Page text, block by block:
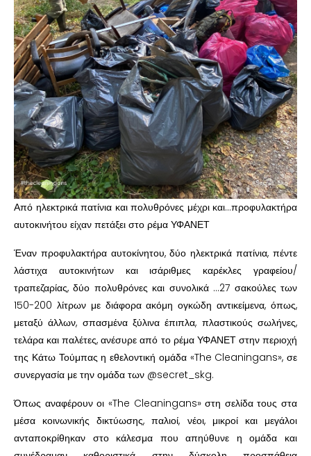
Από ηλεκτρικά πατίνια και πολυθρόνες μέχρι και…προφυλακτήρα
αυτοκινήτου είχαν πετάξει στο ρέμα ΥΦΑΝΕΤ
Έναν προφυλακτήρα αυτοκίνητου, δύο ηλεκτρικά πατίνια, πέντε
λάστιχα αυτοκινήτων και ισάριθμες καρέκλες γραφείου/
τραπεζαρίας, δύο πολυθρόνες και συνολικά …27 σακούλες των
150-200 λίτρων με διάφορα ακόμη ογκώδη αντικείμενα, όπως,
μεταξύ άλλων, σπασμένα ξύλινα έπιπλα, πλαστικούς σωλήνες,
τελάρα και παλέτες, ανέσυρε από το ρέμα ΥΦΑΝΕΤ στην περιοχή
της Κάτω Τούμπας η εθελοντική ομάδα «The Cleaningans», σε
συνεργασία με την ομάδα των @secret_skg.
Όπως αναφέρουν οι «The Cleaningans» στη σελίδα τους στα
μέσα κοινωνικής δικτύωσης, παλιοί, νέοι, μικροί και μεγάλοι
ανταποκρίθηκαν στο κάλεσμα που απηύθυνε η ομάδα και